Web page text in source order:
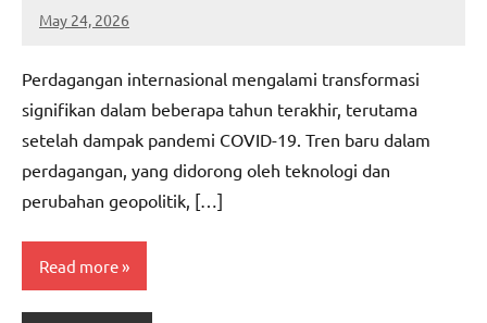
May 24, 2026
adminbuc
Perdagangan internasional mengalami transformasi
signifikan dalam beberapa tahun terakhir, terutama
setelah dampak pandemi COVID-19. Tren baru dalam
perdagangan, yang didorong oleh teknologi dan
perubahan geopolitik, […]
Read more